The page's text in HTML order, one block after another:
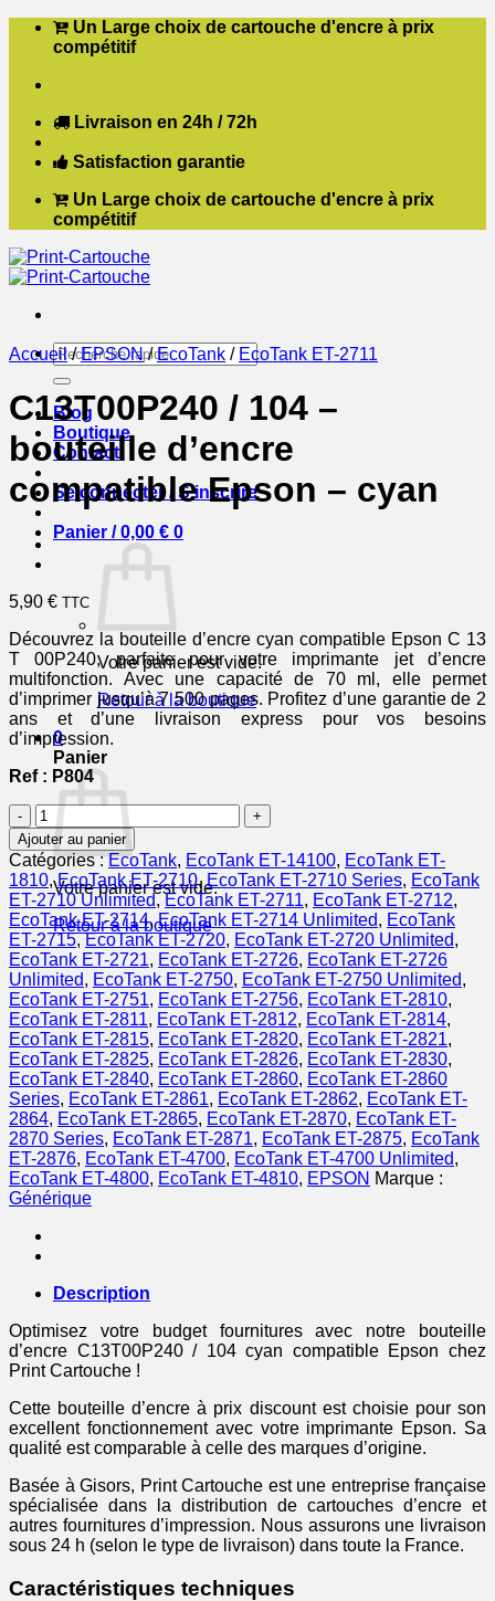
Passer Un Large choix de cartouche d'encre à prix
compétitif
Livraison en 24h / 72h
Satisfaction garantie
Un Large choix de cartouche d'encre à prix
compétitif
Recherche
pour :
Blog
Boutique
Contact
Se connecter / S’inscrire
Panier /0,00 € 0
Votre panier est vide.
Retour à la boutique
0
Panier
Votre panier est vide.
Retour à la boutique
Accueil / EPSON / EcoTank / EcoTank ET-2711
C13T00P240 / 104 –
bouteille d’encre
compatible Epson – cyan
5,90 € TTC
Découvrez la bouteille d’encre cyan compatible Epson C 13
T 00P240, parfaite pour votre imprimante jet d’encre
multifonction. Avec une capacité de 70 ml, elle permet
d’imprimer jusqu’à 7 500 pages. Profitez d’une garantie de 2
ans et d’une livraison express pour vos besoins
d’impression.
Ref : P804
quantité
de
C13T00P240
/
104
-
bouteille
d'encre
compatible
Epson
-
cyan
Ajouter au panier
Catégories :EcoTank, EcoTank ET-14100, EcoTank ET-
1810,EcoTank ET-2710,EcoTank ET-2710 Series, EcoTank
ET-2710 Unlimited,EcoTank ET-2711, EcoTank ET-2712,
EcoTank ET-2714,EcoTank ET-2714 Unlimited, EcoTank
ET-2715,EcoTank ET-2720, EcoTank ET-2720 Unlimited,
EcoTank ET-2721, EcoTank ET-2726, EcoTank ET-2726
Unlimited, EcoTank ET-2750, EcoTank ET-2750 Unlimited,
EcoTank ET-2751, EcoTank ET-2756, EcoTank ET-2810,
EcoTank ET-2811, EcoTank ET-2812, EcoTank ET-2814,
EcoTank ET-2815, EcoTank ET-2820, EcoTank ET-2821,
EcoTank ET-2825, EcoTank ET-2826, EcoTank ET-2830,
EcoTank ET-2840, EcoTank ET-2860, EcoTank ET-2860
Series, EcoTank ET-2861, EcoTank ET-2862, EcoTank ET-
2864, EcoTank ET-2865, EcoTank ET-2870, EcoTank ET-
2870 Series, EcoTank ET-2871, EcoTank ET-2875, EcoTank
ET-2876, EcoTank ET-4700, EcoTank ET-4700 Unlimited,
EcoTank ET-4800, EcoTank ET-4810, EPSON Marque :
Générique
Description
Optimisez votre budget fournitures avec notre bouteille
d’encre C13T00P240 / 104 cyan compatible Epson chez
Print Cartouche !
Cette bouteille d’encre à prix discount est choisie pour son
excellent fonctionnement avec votre imprimante Epson. Sa
qualité est comparable à celle des marques d’origine.
Basée à Gisors, Print Cartouche est une entreprise française
spécialisée dans la distribution de cartouches d’encre et
autres fournitures d’impression. Nous assurons une livraison
sous 24 h (selon le type de livraison) dans toute la France.
Caractéristiques techniques